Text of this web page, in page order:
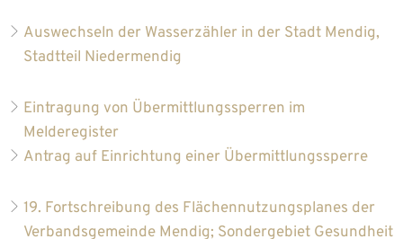
Auswechseln der Wasserzähler in der Stadt Mendig,
Stadtteil Niedermendig
Eintragung von Übermittlungssperren im
Melderegister
Antrag auf Einrichtung einer Übermittlungssperre
19. Fortschreibung des Flächennutzungsplanes der
Verbandsgemeinde Mendig; Sondergebiet Gesundheit